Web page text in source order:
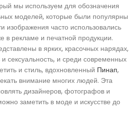
мы используем для обозначения
моделей, которые были популярны
изображения часто использовались
в рекламе и печатной продукции.
в ярких, красочных нарядах,
сексуальность, и среди современных
и стиль, вдохновленный Пинап,
внимание многих людей. Эта
дизайнеров, фотографов и
заметить в моде и искусстве до